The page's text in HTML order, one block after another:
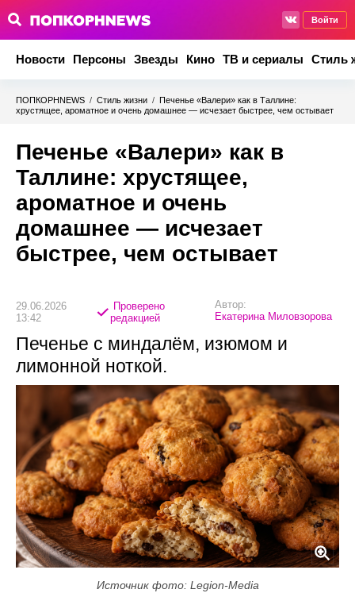
Войти
Новости Персоны Звезды Кино ТВ и сериалы Стиль
ПОПКОРНNEWS / Стиль жизни / Печенье «Валери» как в Таллине:
хрустящее, ароматное и очень домашнее — исчезает быстрее, чем остывает
Печенье «Валери» как в
Таллине: хрустящее,
ароматное и очень
домашнее — исчезает
быстрее, чем остывает
29.06.2026
13:42
Проверено
редакцией
Автор:
Екатерина Миловзорова
Печенье с миндалём, изюмом и
лимонной ноткой.
Источник фото: Legion-Media